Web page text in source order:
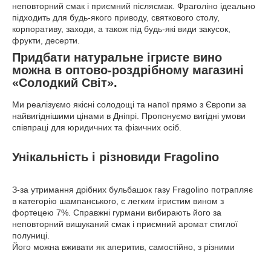
неповторний смак і приємний післясмак. Фраголіно ідеально
підходить для будь-якого приводу, святкового столу,
корпоративу, заходи, а також під будь-які види закусок,
фрукти, десерти.
Придбати натуральне ігристе вино
можна в оптово-роздрібному магазині
«Солодкий Світ».
Ми реалізуємо якісні солодощі та напої прямо з Європи за
найвигіднішими цінами в Дніпрі. Пропонуємо вигідні умови
співпраці для юридичних та фізичних осіб.
Унікальність і різновиди Fragolino
З-за утримання дрібних бульбашок газу Fragolino потрапляє
в категорію шампанського, є легким ігристим вином з
фортецею 7%. Справжні гурмани вибирають його за
неповторний вишуканий смак і приємний аромат стиглої
полуниці.
Його можна вживати як аперитив, самостійно, з різними